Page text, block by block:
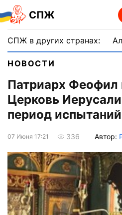
СПЖ
СПЖ в других странах:
НОВОСТИ
Патриарх Феофил
Церковь
период испытаний
07 Июня 17:21 336 Автор: